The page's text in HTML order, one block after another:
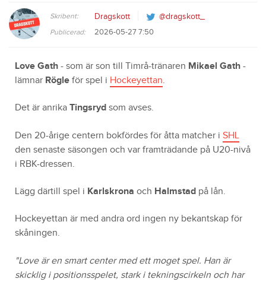
Skribent: Dragskott @dragskott_
Publicerad: 2026-05-27 7:50
Love Gath - som är son till Timrå-tränaren Mikael Gath -
lämnar Rögle för spel i Hockeyettan.
Det är anrika Tingsryd som avses.
Den 20-årige centern bokfördes för åtta matcher i SHL
den senaste säsongen och var framträdande på U20-nivå
i RBK-dressen.
Lägg därtill spel i Karlskrona och Halmstad på lån.
Hockeyettan är med andra ord ingen ny bekantskap för
skåningen.
"Love är en smart center med ett moget spel. Han är
skicklig i positionsspelet, stark i tekningscirkeln och har